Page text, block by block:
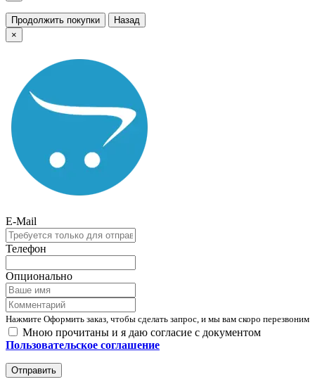
Продолжить покупки
Назад
×
E-Mail
Телефон
Опционально
Нажмите Оформить заказ, чтобы сделать запрос, и мы вам скоро перезвоним
Мною прочитаны и я даю согласие с документом
Пользовательское соглашение
Отправить